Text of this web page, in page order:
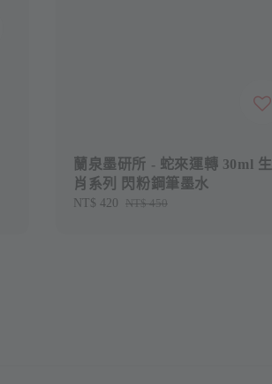
蘭泉墨研所 - 蛇來運轉 30ml 生
肖系列 閃粉鋼筆墨水
Sale
NT$ 420 Regular
NT$ 450